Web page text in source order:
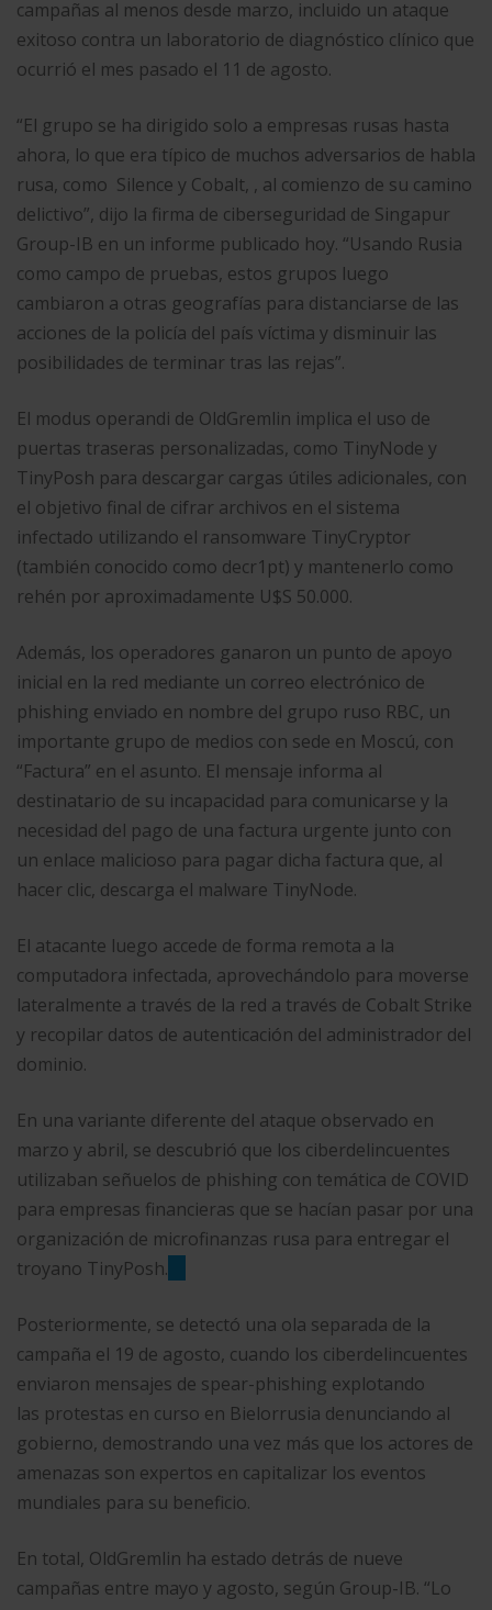
campañas al menos desde marzo, incluido un ataque
exitoso contra un laboratorio de diagnóstico clínico que
ocurrió el mes pasado el 11 de agosto.
“El grupo se ha dirigido solo a empresas rusas hasta
ahora, lo que era típico de muchos adversarios de habla
rusa, como Silence y Cobalt, , al comienzo de su camino
delictivo”, dijo la firma de ciberseguridad de Singapur
Group-IB en un informe publicado hoy. “Usando Rusia
como campo de pruebas, estos grupos luego
cambiaron a otras geografías para distanciarse de las
acciones de la policía del país víctima y disminuir las
posibilidades de terminar tras las rejas”.
El modus operandi de OldGremlin implica el uso de
puertas traseras personalizadas, como TinyNode y
TinyPosh para descargar cargas útiles adicionales, con
el objetivo final de cifrar archivos en el sistema
infectado utilizando el ransomware TinyCryptor
(también conocido como decr1pt) y mantenerlo como
rehén por aproximadamente U$S 50.000.
Además, los operadores ganaron un punto de apoyo
inicial en la red mediante un correo electrónico de
phishing enviado en nombre del grupo ruso RBC, un
importante grupo de medios con sede en Moscú, con
“Factura” en el asunto. El mensaje informa al
destinatario de su incapacidad para comunicarse y la
necesidad del pago de una factura urgente junto con
un enlace malicioso para pagar dicha factura que, al
hacer clic, descarga el malware TinyNode.
El atacante luego accede de forma remota a la
computadora infectada, aprovechándolo para moverse
lateralmente a través de la red a través de Cobalt Strike
y recopilar datos de autenticación del administrador del
dominio.
En una variante diferente del ataque observado en
marzo y abril, se descubrió que los ciberdelincuentes
utilizaban señuelos de phishing con temática de COVID
para empresas financieras que se hacían pasar por una
organización de microfinanzas rusa para entregar el
troyano TinyPosh.
Posteriormente, se detectó una ola separada de la
campaña el 19 de agosto, cuando los ciberdelincuentes
enviaron mensajes de spear-phishing explotando
las protestas en curso en Bielorrusia denunciando al
gobierno, demostrando una vez más que los actores de
amenazas son expertos en capitalizar los eventos
mundiales para su beneficio.
En total, OldGremlin ha estado detrás de nueve
campañas entre mayo y agosto, según Group-IB. “Lo